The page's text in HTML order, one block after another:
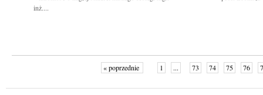
inż....
« poprzednie 1 ... 73 74 75 76